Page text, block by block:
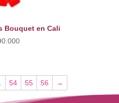
Bouquet en Cali
54 55 56 →